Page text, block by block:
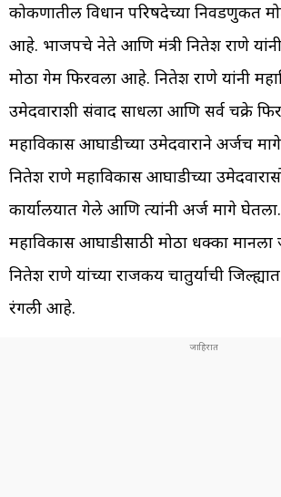
कोकणातील विधान परिषदेच्या निवडणुकीत
आहे. भाजपचे नेते आणि मंत्री नितेश राणे
मोठा गेम फिरवला आहे. नितेश राणे यांनी
उमेदवाराशी संवाद साधला आणि सर्व चक्रे
महाविकास आघाडीच्या उमेदवाराने अर्जच
नितेश राणे महाविकास आघाडीच्या
कार्यालयात गेले आणि त्यांनी अर्ज मागे
महाविकास आघाडीसाठी मोठा धक्का
नितेश राणे यांच्या राजकीय चातुर्याची
रंगली आहे.